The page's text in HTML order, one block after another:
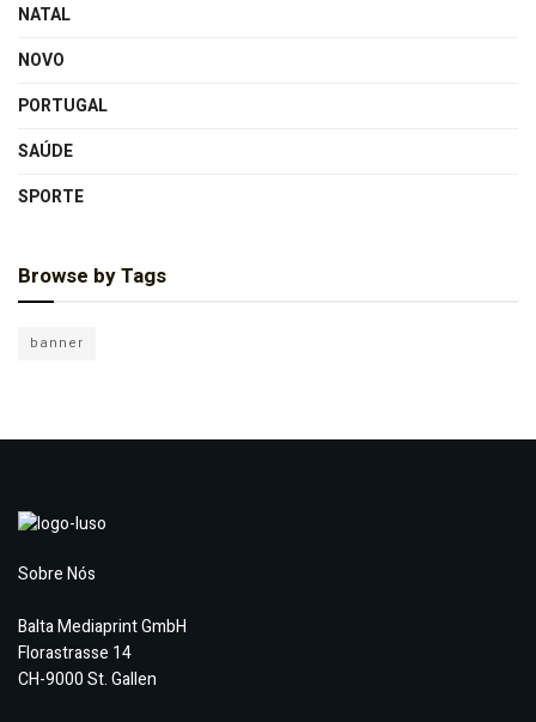
NATAL
NOVO
PORTUGAL
SAÚDE
SPORTE
Browse by Tags
banner
Sobre Nós
Balta Mediaprint GmbH
Florastrasse 14
CH-9000 St. Gallen